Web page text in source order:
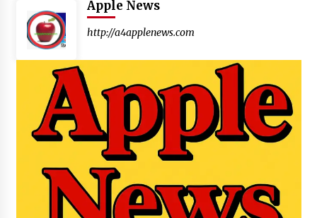
Apple News
http://a4applenews.com